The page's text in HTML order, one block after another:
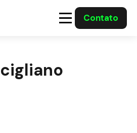
Contato
Soluções